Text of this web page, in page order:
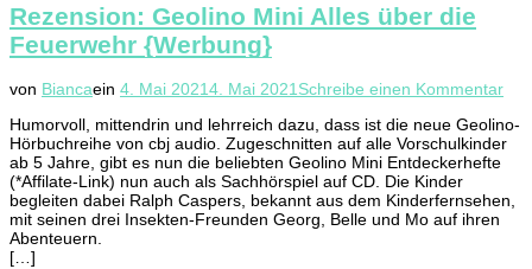
Rezension: Geolino Mini Alles über die
Feuerwehr {Werbung}
von Biancaein 4. Mai 20214. Mai 2021 Schreibe einen Kommentarzu
Mini
die
Humorvoll, mittendrin und lehrreich dazu, dass ist die neue Geolino-
Hörbuchreihe von cbj audio. Zugeschnitten auf alle Vorschulkinder
ab 5 Jahre, gibt es nun die beliebten Geolino Mini Entdeckerhefte
(*Affilate-Link) nun auch als Sachhörspiel auf CD. Die Kinder
begleiten dabei Ralph Caspers, bekannt aus dem Kinderfernsehen,
mit seinen drei Insekten-Freunden Georg, Belle und Mo auf ihren
Abenteuern.
[…]